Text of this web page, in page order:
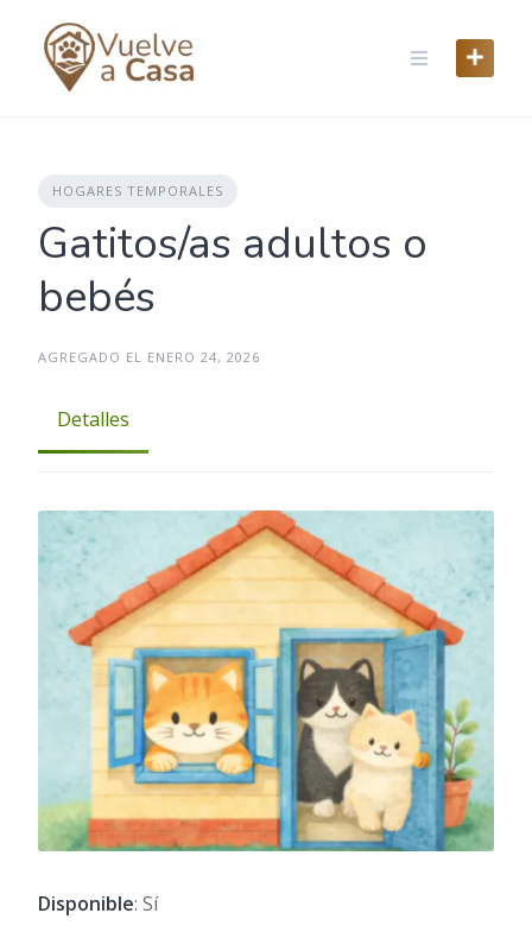
content
HOGARES TEMPORALES
Gatitos/as adultos o
bebés
AGREGADO EL ENERO 24, 2026
Detalles
Disponible: Sí